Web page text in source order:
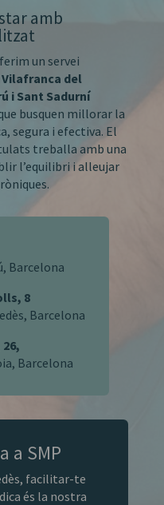
amb
un servei
del
i Sant Sadurní
busquen millorar la
segura i efectiva. El
treballa amb una
l’equilibri i alleujar
Barcelona
8
Barcelona
Barcelona
a SMP
facilitar-te
és la nostra